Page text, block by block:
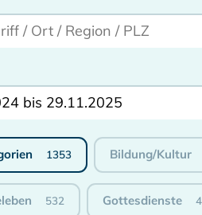
bis 29.11.2025
1353 Bildung/Kultur
532 Gottesdienste